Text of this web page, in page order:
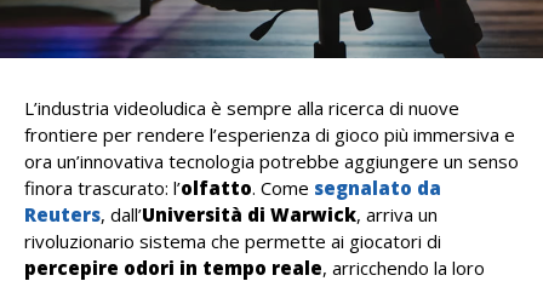
L’industria videoludica è sempre alla ricerca di nuove
frontiere per rendere l’esperienza di gioco più immersiva e
ora un’innovativa tecnologia potrebbe aggiungere un senso
finora trascurato: l’olfatto. Come segnalato da
Reuters, dall’Università di Warwick, arriva un
rivoluzionario sistema che permette ai giocatori di
percepire odori in tempo reale, arricchendo la loro